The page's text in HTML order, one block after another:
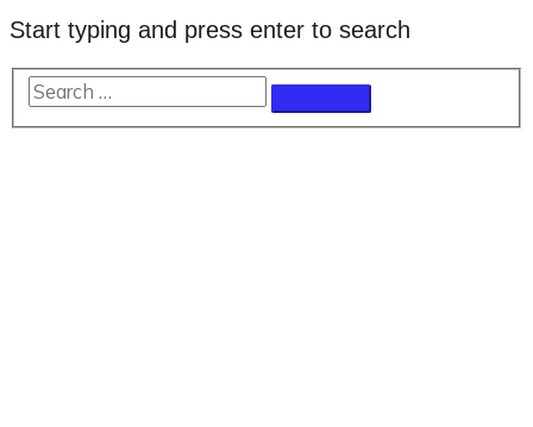
Start typing and press enter to search
Search
…